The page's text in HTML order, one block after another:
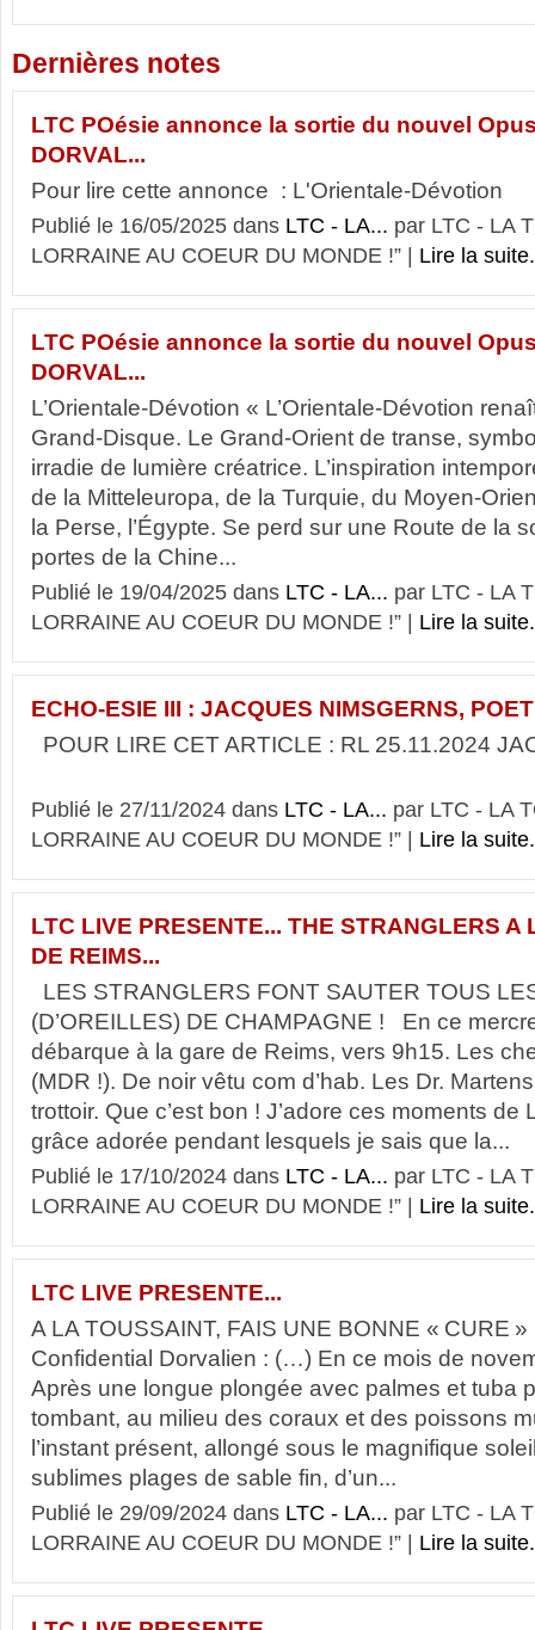
Dernières notes
LTC POésie annonce la sortie du nouvel
DORVAL...
Pour lire cette annonce : L'Orientale-Dévotion
Publié le 16/05/2025 dans LTC - LA... par LTC - LA
LORRAINE AU COEUR DU MONDE !” | Lire la
LTC POésie annonce la sortie du nouvel
DORVAL...
L’Orientale-Dévotion « L’Orientale-Dévotion
Grand-Disque. Le Grand-Orient de transe,
irradie de lumière créatrice. L’inspiration
de la Mitteleuropa, de la Turquie, du Moyen-
la Perse, l’Égypte. Se perd sur une Route de la
portes de la Chine...
Publié le 19/04/2025 dans LTC - LA... par LTC - LA
LORRAINE AU COEUR DU MONDE !” | Lire la
ECHO-ESIE III : JACQUES NIMSGERNS,
POUR LIRE CET ARTICLE : RL 25.11.2024
Publié le 27/11/2024 dans LTC - LA... par LTC - LA
LORRAINE AU COEUR DU MONDE !” | Lire la
LTC LIVE PRESENTE... THE STRANGLERS A
DE REIMS...
LES STRANGLERS FONT SAUTER TOUS
(D’OREILLES) DE CHAMPAGNE ! En ce
débarque à la gare de Reims, vers 9h15. Les
(MDR !). De noir vêtu com d’hab. Les Dr.
trottoir. Que c’est bon ! J’adore ces moments de
grâce adorée pendant lesquels je sais que la...
Publié le 17/10/2024 dans LTC - LA... par LTC - LA
LORRAINE AU COEUR DU MONDE !” | Lire la
LTC LIVE PRESENTE...
A LA TOUSSAINT, FAIS UNE BONNE « CURE
Confidential Dorvalien : (…) En ce mois de
Après une longue plongée avec palmes et tuba
tombant, au milieu des coraux et des poissons
l’instant présent, allongé sous le magnifique
sublimes plages de sable fin, d’un...
Publié le 29/09/2024 dans LTC - LA... par LTC - LA
LORRAINE AU COEUR DU MONDE !” | Lire la